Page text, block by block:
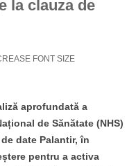
la clauza de
FONT SIZE
aprofundată a
de Sănătate (NHS)
date Palantir, în
pentru a activa